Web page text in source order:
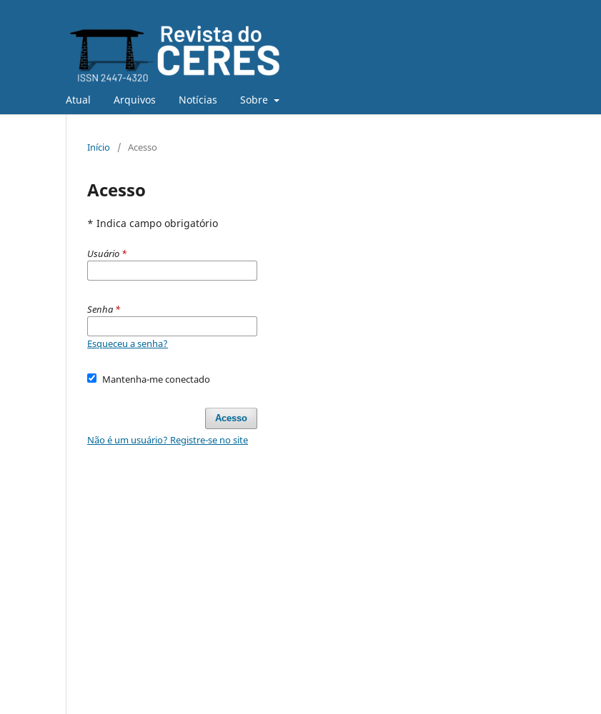
Atual Arquivos Notícias Sobre
Início / Acesso
Acesso
* Indica campo obrigatório
Usuário *
Senha *
Esqueceu a senha?
Mantenha-me conectado
Acesso
Não é um usuário? Registre-se no site